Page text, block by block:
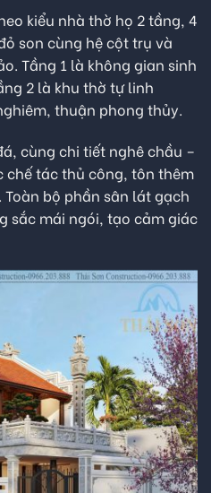
kiểu nhà thờ họ 2 tầng, 4
son cùng hệ cột trụ và
Tầng 1 là không gian sinh
2 là khu thờ tự linh
thuận phong thủy.
cùng chi tiết nghê chầu –
chế tác thủ công, tôn thêm
bộ phần sân lát gạch
sắc mái ngói, tạo cảm giác